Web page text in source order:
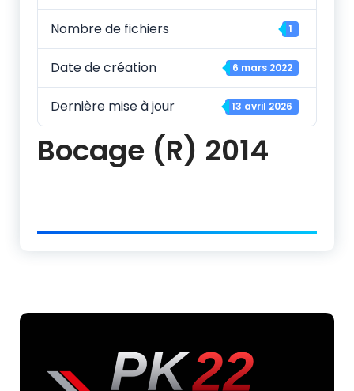
Nombre de fichiers 1
Date de création 6 mars 2022
Dernière mise à jour 13 avril 2026
Bocage (R) 2014